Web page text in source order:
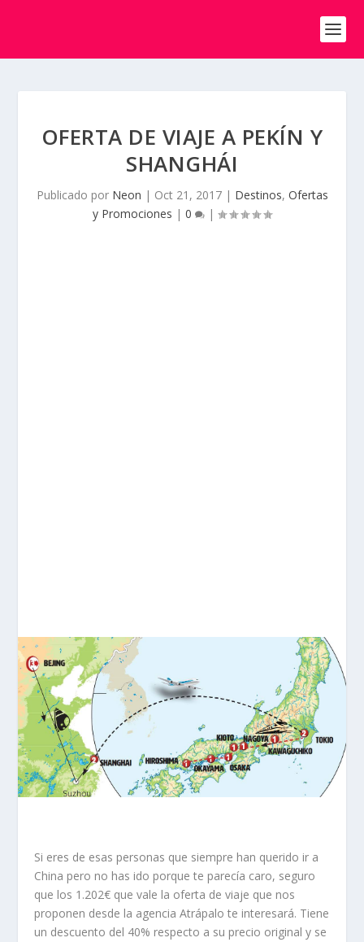
OFERTA DE VIAJE A PEKÍN Y
SHANGHÁI
Publicado por Neon | Oct 21, 2017| Destinos, Ofertas
y Promociones | 0 |
Si eres de esas personas que siempre han querido ir a
China pero no has ido porque te parecía caro, seguro
que los 1.202€ que vale la oferta de viaje que nos
proponen desde la agencia Atrápalo te interesará. Tiene
un descuento del 40% respecto a su precio original y se